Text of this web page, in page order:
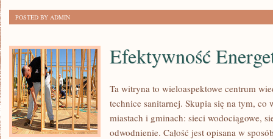
POSTED BY ADMIN
Efektywność
Ta witryna to wieloaspektowe centrum
technice sanitarnej. Skupia się na tym, co
miastach i gminach: sieci wodociągowe,
odwodnienie. Całość jest opisana w